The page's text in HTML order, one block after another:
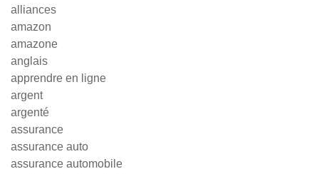
alliances
amazon
amazone
anglais
apprendre en ligne
argent
argenté
assurance
assurance auto
assurance automobile